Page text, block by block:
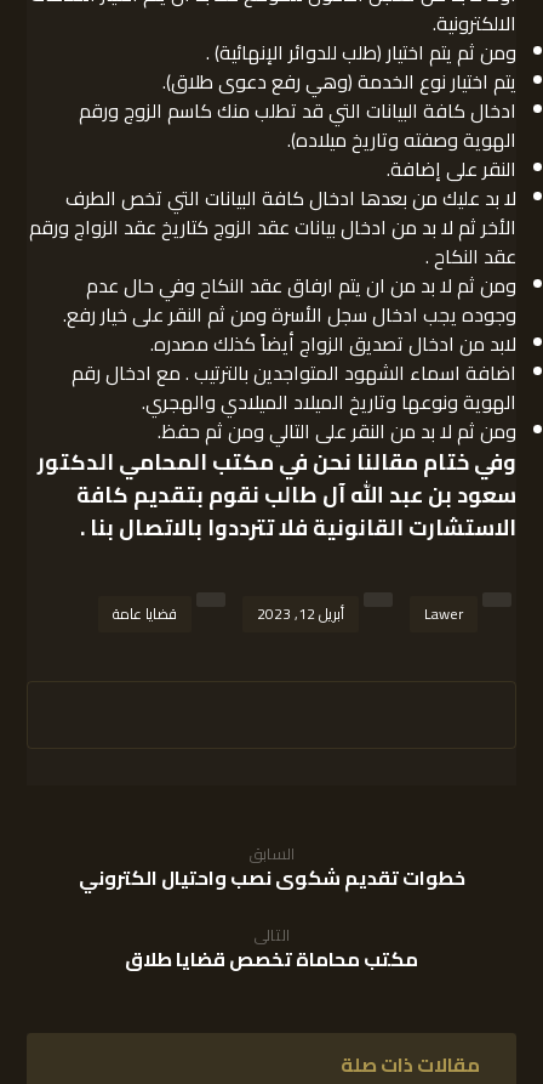
الالكترونية.
ومن ثم يتم اختيار (طلب للدوائر الإنهائية) .
يتم اختيار نوع الخدمة (وهي رفع دعوى طلاق).
ادخال كافة البيانات التي قد تطلب منك كاسم الزوج ورقم
الهوية وصفته وتاريخ ميلاده).
النقر على إضافة.
لا بد عليك من بعدها ادخال كافة البيانات التي تخص الطرف
الأخر ثم لا بد من ادخال بيانات عقد الزوج كتاريخ عقد الزواج ورقم
عقد النكاح .
ومن ثم لا بد من ان يتم ارفاق عقد النكاح وفي حال عدم
وجوده يجب ادخال سجل الأسرة ومن ثم النقر على خيار رفع.
لابد من ادخال تصديق الزواج أيضاً كذلك مصدره.
اضافة اسماء الشهود المتواجدين بالترتيب . مع ادخال رقم
الهوية ونوعها وتاريخ الميلاد الميلادي والهجري.
ومن ثم لا بد من النقر على التالي ومن ثم حفظ.
وفي ختام مقالنا نحن فيمكتب المحامي الدكتور
سعود بن عبد الله آل طالبنقوم بتقديم كافة
الاستشارت القانونية فلا تترددوا بالاتصال بنا .
Lawer أبريل 12, 2023 قضايا عامة
السابق
خطوات تقديم شكوى نصب واحتيال الكتروني
التالى
مكتب محاماة تخصص قضايا طلاق
مقالات ذات صلة